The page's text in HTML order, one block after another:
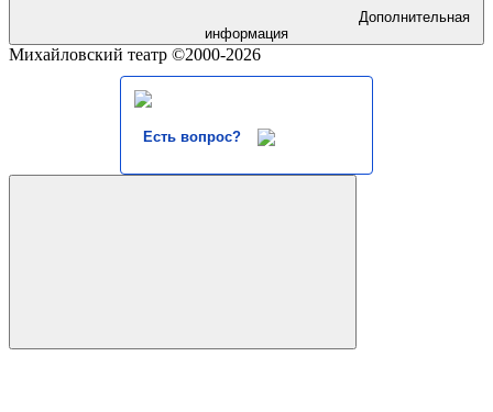
Дополнительная
информация
Михайловский театр ©2000-2026
Есть вопрос?